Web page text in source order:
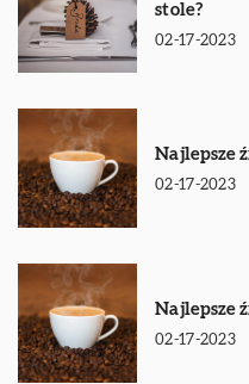
stole?
02-17-2023
Najlepsze
02-17-2023
Najlepsze
02-17-2023